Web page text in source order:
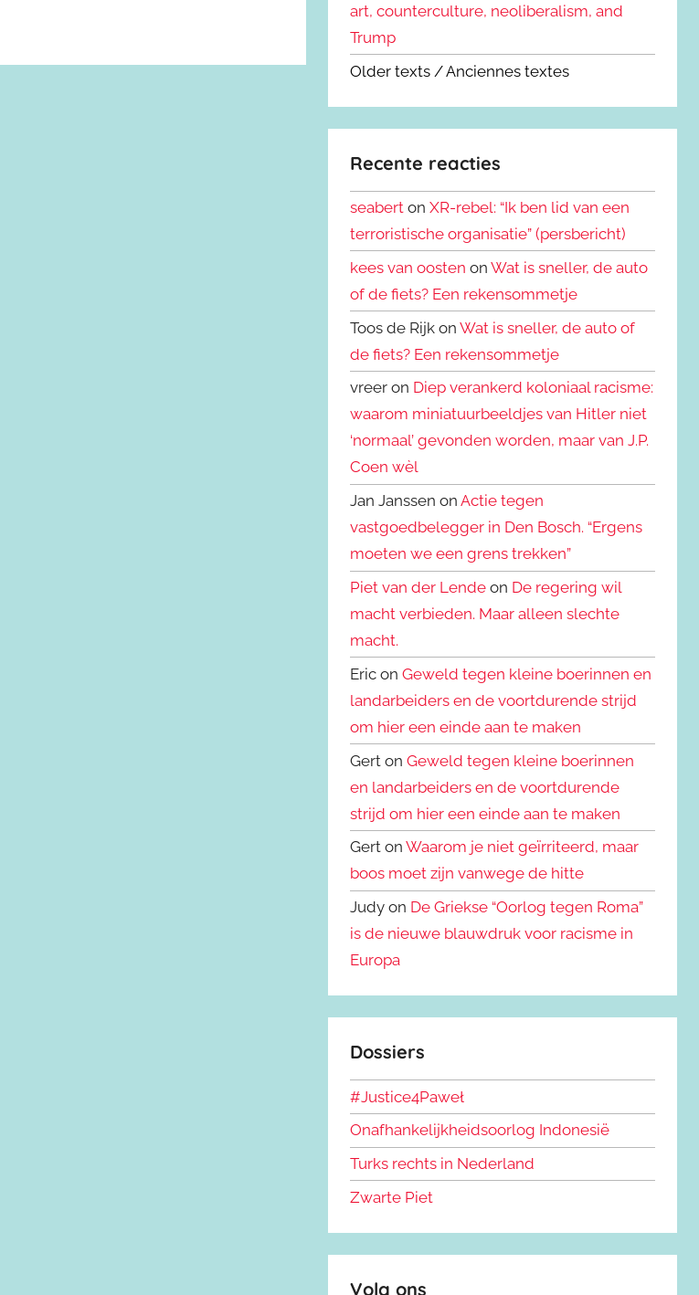
art, counterculture, neoliberalism, and
Trump
Older texts / Anciennes textes
Recente reacties
seabert onXR-rebel: “Ik ben lid van een
terroristische organisatie” (persbericht)
kees van oosten onWat is sneller, de auto
of de fiets? Een rekensommetje
Toos de Rijk onWat is sneller, de auto of
de fiets? Een rekensommetje
vreer on Diep verankerd koloniaal racisme:
waarom miniatuurbeeldjes van Hitler niet
‘normaal’ gevonden worden, maar van J.P.
Coen wèl
Jan Janssen onActie tegen
vastgoedbelegger in Den Bosch. “Ergens
moeten we een grens trekken”
Piet van der Lende on De regering wil
macht verbieden. Maar alleen slechte
macht.
Eric onGeweld tegen kleine boerinnen en
landarbeiders en de voortdurende strijd
om hier een einde aan te maken
Gert onGeweld tegen kleine boerinnen
en landarbeiders en de voortdurende
strijd om hier een einde aan te maken
Gert onWaarom je niet geïrriteerd, maar
boos moet zijn vanwege de hitte
Judy on De Griekse “Oorlog tegen Roma”
is de nieuwe blauwdruk voor racisme in
Europa
Dossiers
#Justice4Paweł
Onafhankelijkheidsoorlog Indonesië
Turks rechts in Nederland
Zwarte Piet
Volg ons